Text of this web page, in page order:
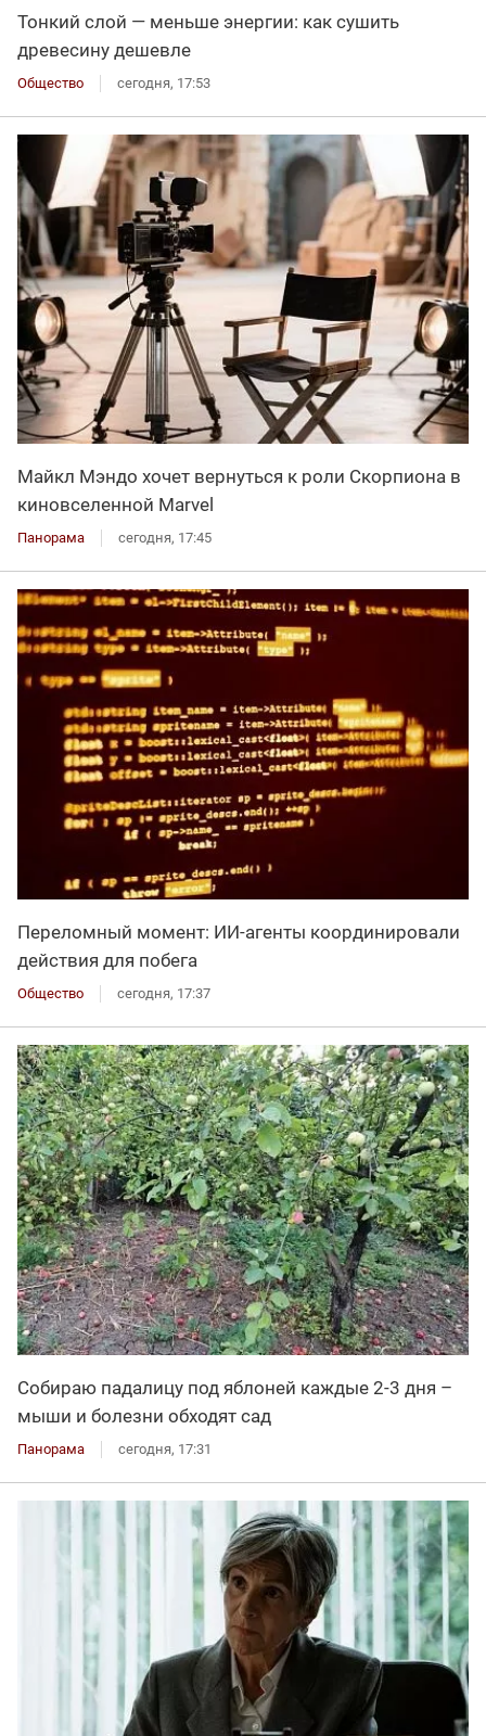
Тонкий слой — меньше энергии: как сушить
древесину дешевле
Общество сегодня, 17:53
Майкл Мэндо хочет вернуться к роли Скорпиона в
киновселенной Marvel
Панорама сегодня, 17:45
Переломный момент: ИИ-агенты координировали
действия для побега
Общество сегодня, 17:37
Собираю падалицу под яблоней каждые 2-3 дня –
мыши и болезни обходят сад
Панорама сегодня, 17:31